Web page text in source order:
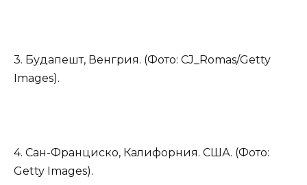
3. Будапешт, Венгрия. (Фото: CJ_Romas/Getty
Images).
4. Сан-Франциско, Калифорния. США. (Фото:
Getty Images).